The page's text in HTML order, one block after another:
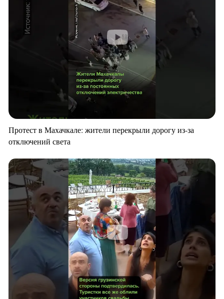
Протест в Махачкале: жители перекрыли дорогу из-за
отключений света